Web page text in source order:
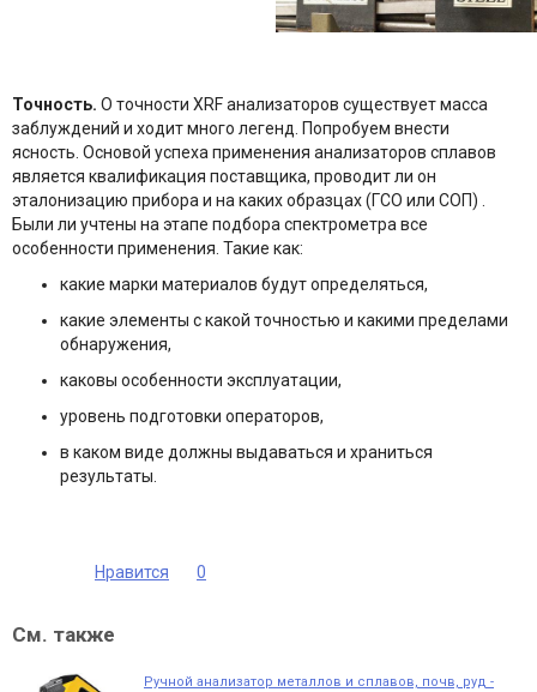
Точность. О точности XRF анализаторов существует масса
заблуждений и ходит много легенд. Попробуем внести
ясность. Основой успеха применения анализаторов сплавов
является квалификация поставщика, проводит ли он
эталонизацию прибора и на каких образцах (ГСО или СОП) .
Были ли учтены на этапе подбора спектрометра все
особенности применения. Такие как:
какие марки материалов будут определяться,
какие элементы с какой точностью и какими пределами
обнаружения,
каковы особенности эксплуатации,
уровень подготовки операторов,
в каком виде должны выдаваться и храниться
результаты.
Нравится 0
См. также
Ручной анализатор металлов и сплавов, почв, руд -